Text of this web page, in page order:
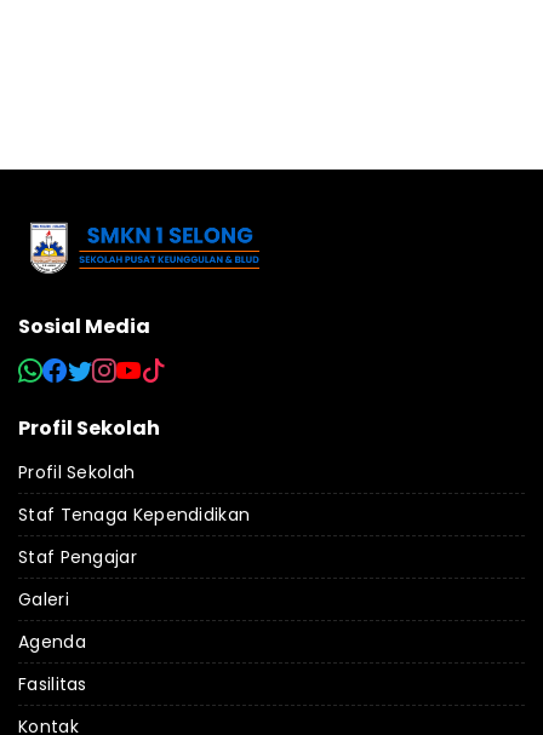
Sosial Media
Profil Sekolah
Profil Sekolah
Staf Tenaga Kependidikan
Staf Pengajar
Galeri
Agenda
Fasilitas
Kontak